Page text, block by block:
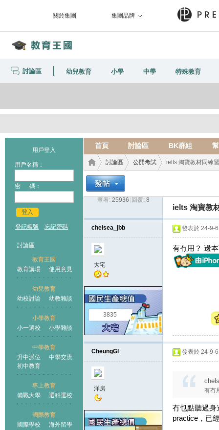
關於集團 集團品牌
討論區 幼兒教育 小學 中學 特殊教育
用戶登入
用戶名稱：
密 碼：
登入
登記帳號 忘記密碼
討論區
教育王國
教育講場
使用意見
幼兒教育
幼校討論
幼教雜談
小學教育
小一選校
小學雜談
中學教育
升中派位
中學交流
初中教育
專上教育
備戰大學
選科選校
國際教育
國際學校
海外留學
首頁 討論區 BK群組
王國
›
討論區
›
公開考試 ielts 淘寶教材同練習
查看: 25936 回覆: 8
ielts 淘寶教
chelsea_jbb
大宅
3835
發表於 24-9-
有冇用？ 邊
CheungGl
洋房
發表於 24-9-
有冇
冇乜點聽過身
practice，已